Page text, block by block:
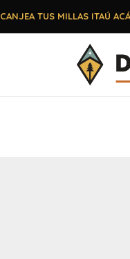
CANJEA TUS MILLAS ITAÚ ACÁ